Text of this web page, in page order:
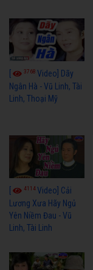
3768 Video] Dãy
Ngân Hà - Vũ Linh, Tài
Linh, Thoại Mỹ
4114Video] Cải
Lương Xưa Hãy Ngủ
Yên Niềm Đau - Vũ
Linh, Tài Linh